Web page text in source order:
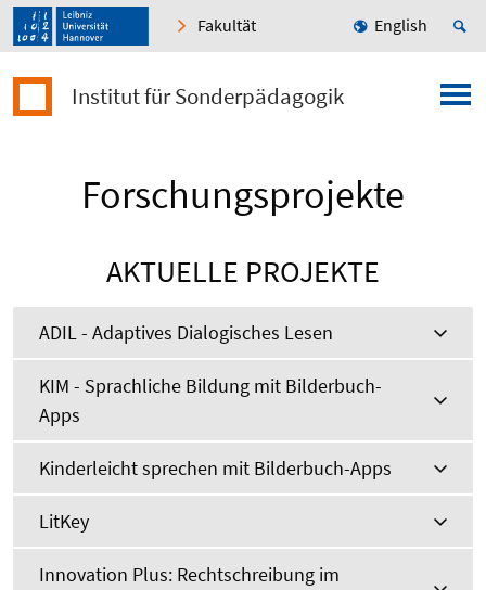
Fakultät English
Institut für Sonderpädagogik
Forschungsprojekte
AKTUELLE PROJEKTE
ADIL - Adaptives Dialogisches Lesen
KIM - Sprachliche Bildung mit Bilderbuch-
Apps
Kinderleicht sprechen mit Bilderbuch-Apps
LitKey
Innovation Plus: Rechtschreibung im